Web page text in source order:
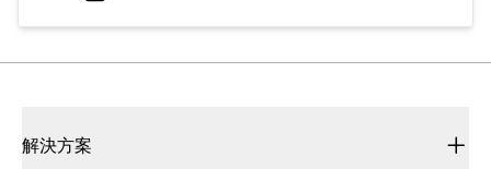
解決方案